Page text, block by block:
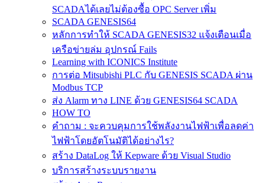
SCADAได้เลยไม่ต้องซื้อ OPC Server เพิ่ม
SCADA GENESIS64
หลักการทำให้ SCADA GENESIS32 แจ้งเตือนเมื่อ
เครือข่ายล่ม อุปกรณ์ Fails
Learning with ICONICS Institute
การต่อ Mitsubishi PLC กับ GENESIS SCADA ผ่าน
Modbus TCP
ส่ง Alarm ทาง LINE ด้วย GENESIS64 SCADA
HOW TO
คำถาม : จะควบคุมการใช้พลังงานไฟฟ้าเพื่อลดค่า
ไฟฟ้าโดยอัตโนมัติได้อย่างไร?
สร้าง DataLog ให้ Kepware ด้วย Visual Studio
บริการสร้างระบบรายงาน